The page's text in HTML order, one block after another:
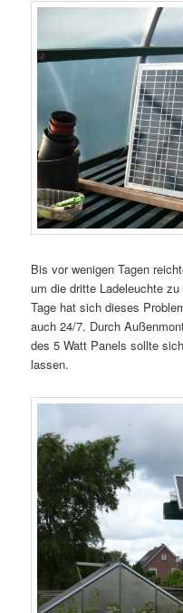
Bis vor wenigen Tagen
um die dritte Ladeleuchte
Tage hat sich dieses
auch 24/7. Durch
des 5 Watt Panels sollte
lassen.